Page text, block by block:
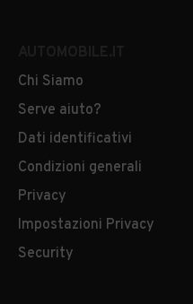
Chi Siamo
Serve aiuto?
Dati identificativi
Condizioni generali
Privacy
Impostazioni Privacy
Security